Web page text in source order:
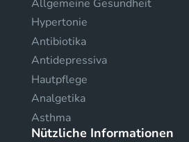
Allgemeine Gesundheit
Hypertonie
Antibiotika
Antidepressiva
Hautpflege
Analgetika
Asthma
Nützliche Informationen